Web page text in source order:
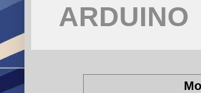
ARDUINO